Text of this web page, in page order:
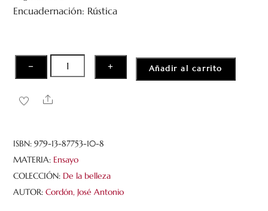
o
5
Encuadernación: Rústica
−
belleza
de
cantidad
+ Añadir al carrito
Share
ISBN:979-13-87753-10-8
MATERIA: Ensayo
COLECCIÓN: De la belleza
AUTOR:Cordón, José Antonio